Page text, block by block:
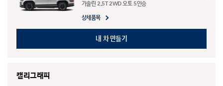
가솔린 2.5T 2WD 오토 5인승
상세품목
내 차 만들기
캘리그래피